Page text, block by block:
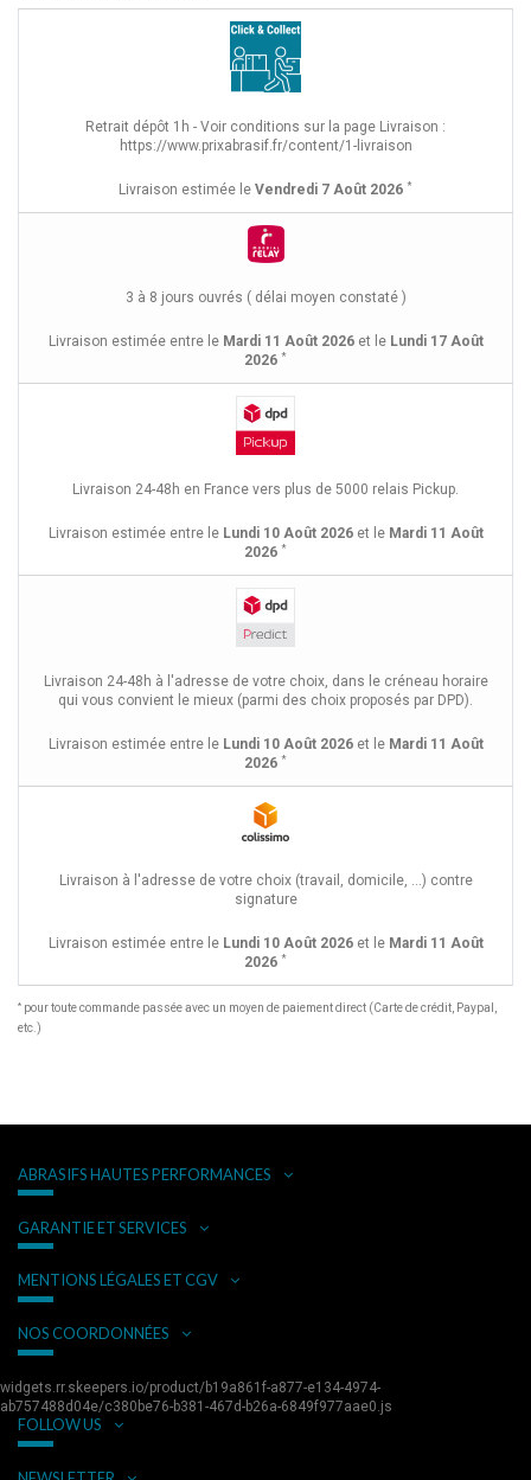
Retrait dépôt 1h - Voir conditions sur la page Livraison :
https://www.prixabrasif.fr/content/1-livraison
Livraison estimée le Vendredi 7 Août 2026 *
3 à 8 jours ouvrés ( délai moyen constaté )
Livraison estimée entre le Mardi 11 Août 2026et le Lundi 17 Août
2026 *
Livraison 24-48h en France vers plus de 5000 relais Pickup.
Livraison estimée entre le Lundi 10 Août 2026et le Mardi 11 Août
2026 *
Livraison 24-48h à l'adresse de votre choix, dans le créneau horaire
qui vous convient le mieux (parmi des choix proposés par DPD).
Livraison estimée entre le Lundi 10 Août 2026et le Mardi 11 Août
2026 *
Livraison à l'adresse de votre choix (travail, domicile, ...) contre
signature
Livraison estimée entre le Lundi 10 Août 2026et le Mardi 11 Août
2026 *
* pour toute commande passée avec un moyen de paiement direct (Carte de crédit, Paypal,
etc.)
ABRASIFS HAUTES PERFORMANCES
GARANTIE ET SERVICES
MENTIONS LÉGALES ET CGV
NOS COORDONNÉES
widgets.rr.skeepers.io/product/b19a861f-a877-e134-4974-
ab757488d04e/c380be76-b381-467d-b26a-6849f977aae0.js
FOLLOW US